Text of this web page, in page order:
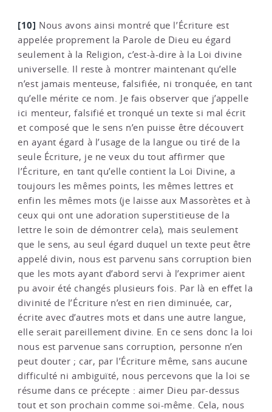
[10] Nous avons ainsi montré que l’Écriture est
appelée proprement la Parole de Dieu eu égard
seulement à la Religion, c’est-à-dire à la Loi divine
universelle. Il reste à montrer maintenant qu’elle
n’est jamais menteuse, falsifiée, ni tronquée, en tant
qu’elle mérite ce nom. Je fais observer que j’appelle
ici menteur, falsifié et tronqué un texte si mal écrit
et composé que le sens n’en puisse être découvert
en ayant égard à l’usage de la langue ou tiré de la
seule Écriture, je ne veux du tout affirmer que
l’Écriture, en tant qu’elle contient la Loi Divine, a
toujours les mêmes points, les mêmes lettres et
enfin les mêmes mots (je laisse aux Massorètes et à
ceux qui ont une adoration superstitieuse de la
lettre le soin de démontrer cela), mais seulement
que le sens, au seul égard duquel un texte peut être
appelé divin, nous est parvenu sans corruption bien
que les mots ayant d’abord servi à l’exprimer aient
pu avoir été changés plusieurs fois. Par là en effet la
divinité de l’Écriture n’est en rien diminuée, car,
écrite avec d’autres mots et dans une autre langue,
elle serait pareillement divine. En ce sens donc la loi
nous est parvenue sans corruption, personne n’en
peut douter ; car, par l’Écriture même, sans aucune
difficulté ni ambiguïté, nous percevons que la loi se
résume dans ce précepte : aimer Dieu par-dessus
tout et son prochain comme soi-même. Cela, nous